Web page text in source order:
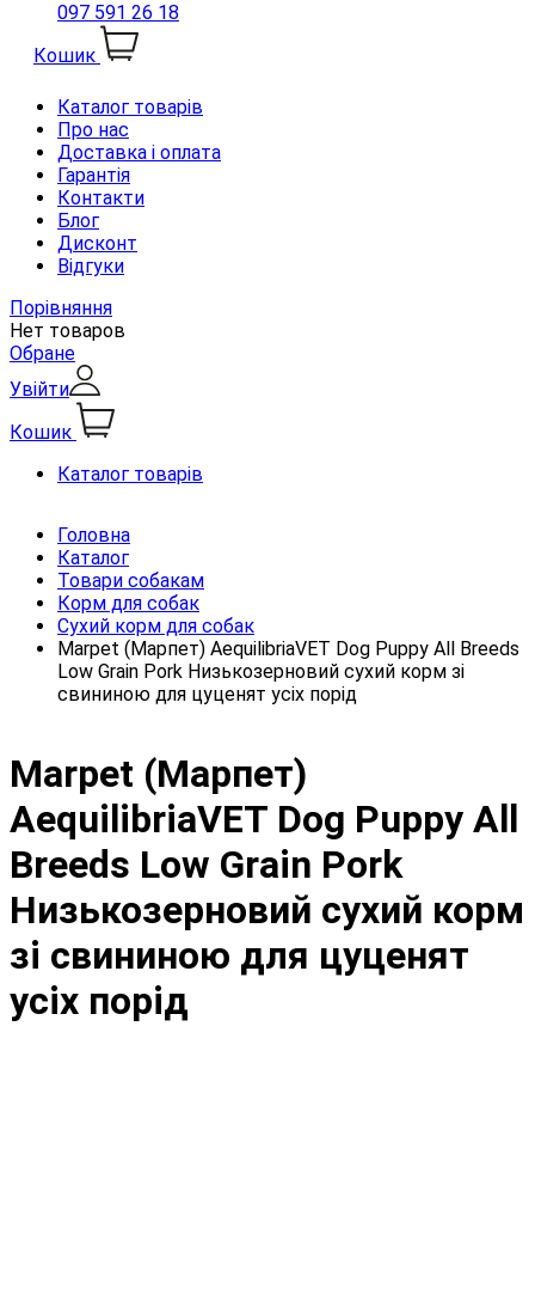
097 591 26 18
Кошик
Каталог товарів
Про нас
Доставка і оплата
Гарантія
Контакти
Блог
Дисконт
Відгуки
Порівняння
Нет товаров
Обране
Увійти
Кошик
Каталог товарів
Головна
Каталог
Товари собакам
Корм для собак
Сухий корм для собак
Marpet (Марпет) AequilibriaVET Dog Puppy All Breeds
Low Grain Pork Низькозерновий сухий корм зі
свининою для цуценят усіх порід
Marpet (Марпет)
AequilibriaVET Dog Puppy All
Breeds Low Grain Pork
Низькозерновий сухий корм
зі свининою для цуценят
усіх порід